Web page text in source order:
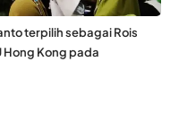
terpilih sebagai Rois
Hong Kong pada